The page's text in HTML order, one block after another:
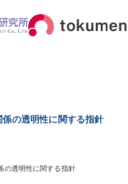
係の透明性に関する指針
の透明性に関する指針